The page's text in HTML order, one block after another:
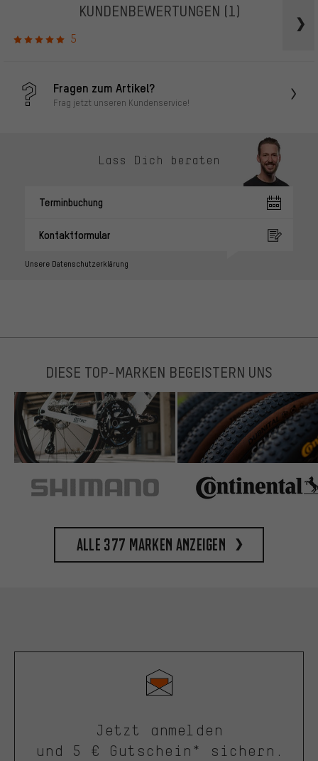
KUNDENBEWERTUNGEN (1)
5
Fragen zum Artikel?
Frag jetzt unseren Kundenservice!
Lass Dich beraten
Terminbuchung
Kontaktformular
Unsere Datenschutzerklärung
DIESE TOP-MARKEN BEGEISTERN UNS
Alle 377 Marken anzeigen
Jetzt anmelden
und 5 € Gutschein* sichern.